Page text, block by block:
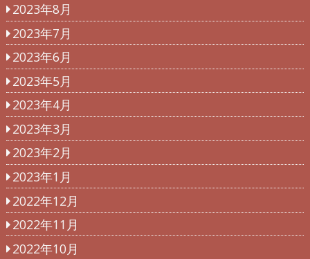
2023年8月
2023年7月
2023年6月
2023年5月
2023年4月
2023年3月
2023年2月
2023年1月
2022年12月
2022年11月
2022年10月